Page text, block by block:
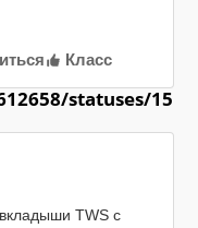
Класс
statuses/15
TWS с